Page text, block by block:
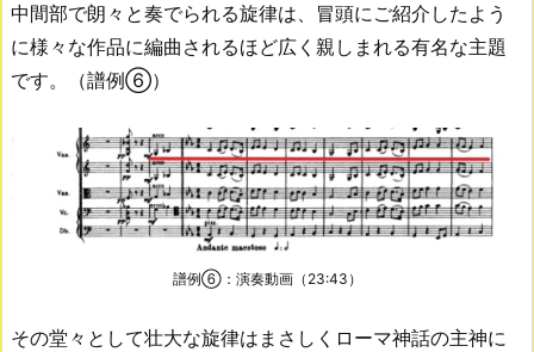
中間部で朗々と奏でられる旋律は、冒頭にご紹介したよう
に様々な作品に編曲されるほど広く親しまれる有名な主題
です。（譜例⑥）
譜例⑥：演奏動画（23:43）
その堂々として壮大な旋律はまさしくローマ神話の主神に